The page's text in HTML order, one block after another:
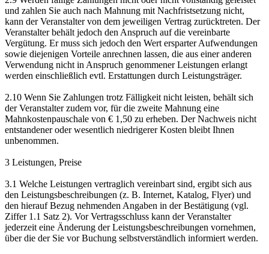
und zahlen Sie auch nach Mahnung mit Nachfristsetzung nicht,
kann der Veranstalter von dem jeweiligen Vertrag zurücktreten. Der
Veranstalter behält jedoch den Anspruch auf die vereinbarte
Vergütung. Er muss sich jedoch den Wert ersparter Aufwendungen
sowie diejenigen Vorteile anrechnen lassen, die aus einer anderen
Verwendung nicht in Anspruch genommener Leistungen erlangt
werden einschließlich evtl. Erstattungen durch Leistungsträger.
2.10 Wenn Sie Zahlungen trotz Fälligkeit nicht leisten, behält sich
der Veranstalter zudem vor, für die zweite Mahnung eine
Mahnkostenpauschale von € 1,50 zu erheben. Der Nachweis nicht
entstandener oder wesentlich niedrigerer Kosten bleibt Ihnen
unbenommen.
3 Leistungen, Preise
3.1 Welche Leistungen vertraglich vereinbart sind, ergibt sich aus
den Leistungsbeschreibungen (z. B. Internet, Katalog, Flyer) und
den hierauf Bezug nehmenden Angaben in der Bestätigung (vgl.
Ziffer 1.1 Satz 2). Vor Vertragsschluss kann der Veranstalter
jederzeit eine Änderung der Leistungsbeschreibungen vornehmen,
über die der Sie vor Buchung selbstverständlich informiert werden.